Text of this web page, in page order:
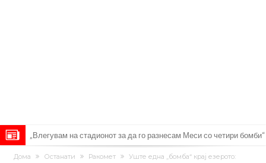
„Влегувам на стадионот за да го разнесам Меси со четири бомби“
Реал потроши повеќе од 200 милиони евра, но не го затвора
Дома Останати Ракомет
Уште една „бомба“ крај езерото: